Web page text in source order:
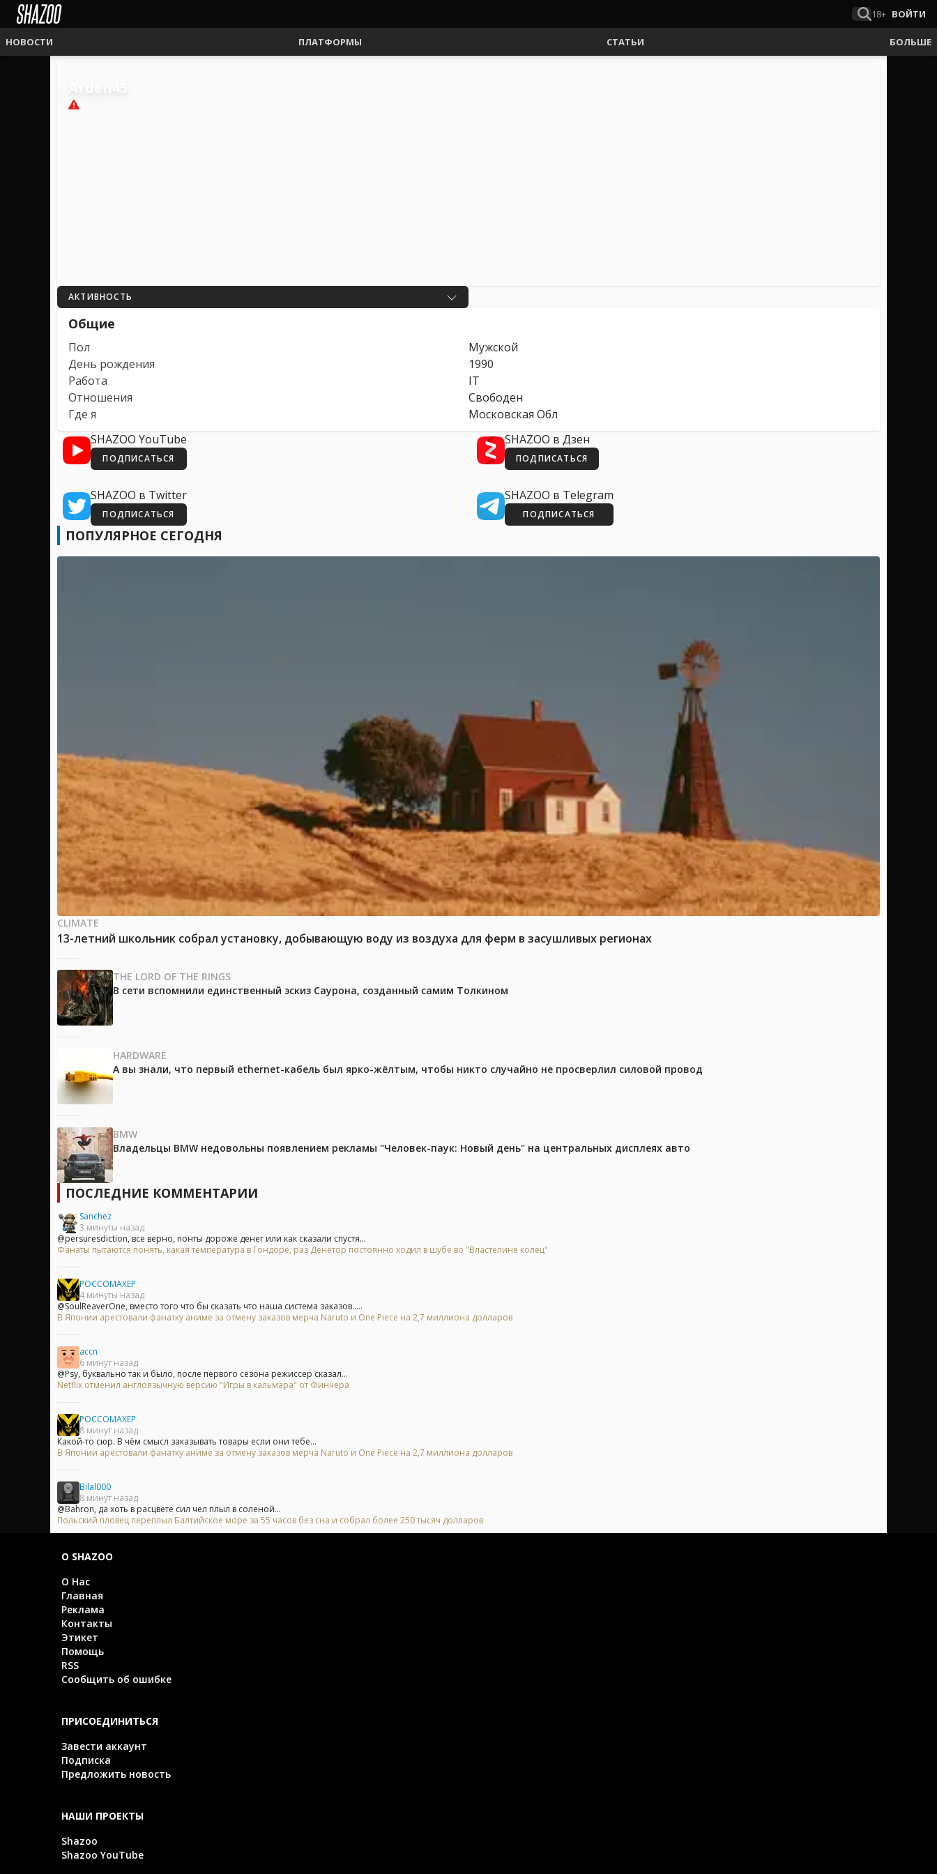
18+ ВОЙТИ
НОВОСТИ ПЛАТФОРМЫ СТАТЬИ БОЛЬШЕ
АКТИВНОСТЬ
Общие
Пол
Мужской
День рождения
1990
Работа
IT
Отношения
Свободен
Где я
Московская Обл
SHAZOO YouTube
ПОДПИСАТЬСЯ
SHAZOO в Дзен
ПОДПИСАТЬСЯ
SHAZOO в Twitter
ПОДПИСАТЬСЯ
SHAZOO в Telegram
ПОДПИСАТЬСЯ
ПОПУЛЯРНОЕ СЕГОДНЯ
CLIMATE
13-летний школьник собрал установку, добывающую воду из воздуха для ферм в засушливых регионах
THE LORD OF THE RINGS
В сети вспомнили единственный эскиз Саурона, созданный самим Толкином
HARDWARE
А вы знали, что первый ethernet-кабель был ярко-жёлтым, чтобы никто случайно не просверлил силовой провод
BMW
Владельцы BMW недовольны появлением рекламы "Человек-паук: Новый день" на центральных дисплеях авто
ПОСЛЕДНИЕ КОММЕНТАРИИ
Sanchez
3 минуты назад
@persuresdiction, все верно, понты дороже денег или как сказали спустя...
Фанаты пытаются понять, какая температура в Гондоре, раз Денетор постоянно ходил в шубе во "Властелине колец"
POCCOMAXEP
4 минуты назад
@SoulReaverOne, вместо того что бы сказать что наша система заказов.....
В Японии арестовали фанатку аниме за отмену заказов мерча Naruto и One Piece на 2,7 миллиона долларов
accn
6 минут назад
@Psy, буквально так и было, после первого сезона режиссер сказал...
Netflix отменил англоязычную версию "Игры в кальмара" от Финчера
POCCOMAXEP
8 минут назад
Какой-то сюр. В чём смысл заказывать товары если они тебе...
В Японии арестовали фанатку аниме за отмену заказов мерча Naruto и One Piece на 2,7 миллиона долларов
Bilal000
8 минут назад
@Bahron, да хоть в расцвете сил чел плыл в соленой...
Польский пловец переплыл Балтийское море за 55 часов без сна и собрал более 250 тысяч долларов
О SHAZOO
О Нас
Главная
Реклама
Контакты
Этикет
Помощь
RSS
Сообщить об ошибке
ПРИСОЕДИНИТЬСЯ
Завести аккаунт
Подписка
Предложить новость
НАШИ ПРОЕКТЫ
Shazoo
Shazoo YouTube